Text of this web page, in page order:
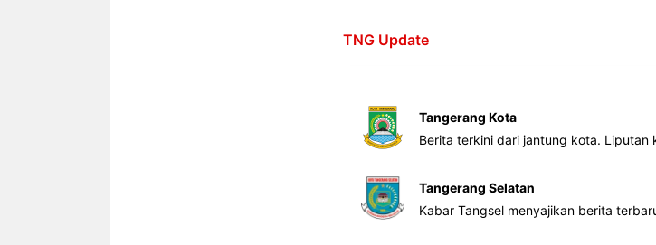
TNG Update
Tangerang Kota
Berita terkini dari jantung kota.
Tangerang Selatan
Kabar Tangsel menyajikan berita